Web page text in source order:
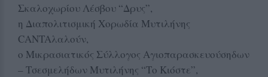
Σκαλοχωρίου Λέσβου “Δρυς”,
η Διαπολιτισμική Χορωδία Μυτιλήνης
CANTAλαλούν,
ο Μικρασιατικός Σύλλογος Αγιοπαρασκευούσηδων
– Τσεσμελήδων Μυτιλήνης “Το Κιόστε”,